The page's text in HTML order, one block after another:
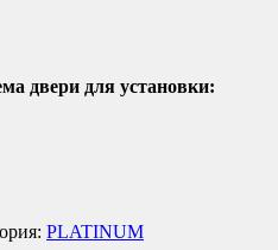
двери для установки:
PLATINUM